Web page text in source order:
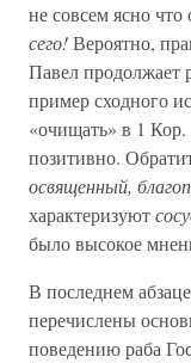
не совсем ясно что
сего!Вероятно,
Павел продолжает
пример сходного
«очищать» в 1
позитивно.
освященный,
характеризуют
было высокое
В последнем
перечислены
поведению раба